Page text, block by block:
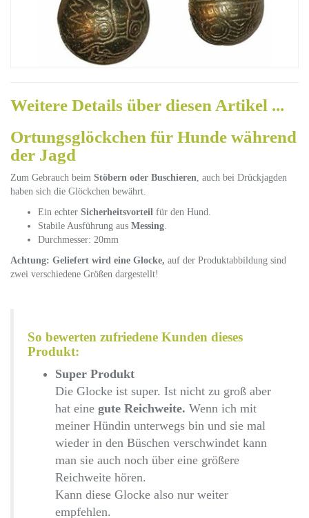
Weitere Details über diesen Artikel ...
Ortungsglöckchen für Hunde während
der Jagd
Zum Gebrauch beim Stöbern oder Buschieren, auch bei Drückjagden
haben sich die Glöckchen bewährt.
Ein echter Sicherheitsvorteil für den Hund.
Stabile Ausführung aus Messing.
Durchmesser: 20mm
Achtung: Geliefert wird eine Glocke, auf der Produktabbildung sind
zwei verschiedene Größen dargestellt!
So bewerten zufriedene Kunden dieses
Produkt:
Super Produkt
Die Glocke ist super. Ist nicht zu groß aber
hat eine gute Reichweite. Wenn ich mit
meiner Hündin unterwegs bin und sie mal
wieder in den Büschen verschwindet kann
man sie auch noch über eine größere
Reichweite hören.
Kann diese Glocke also nur weiter
empfehlen.